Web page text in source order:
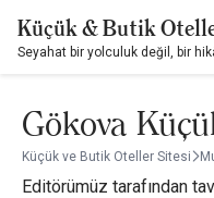
Küçük & Butik
Seyahat bir yolculuk değil, bir
Gökova
Küçük ve Butik Oteller Sitesi
Editörümüz tarafından